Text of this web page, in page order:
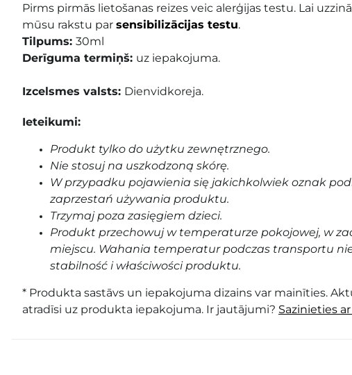
Pirms pirmās lietošanas reizes veic alerģijas testu. Lai
mūsu rakstu par sensibilizācijas testu.
Tilpums: 30ml
Derīguma termiņš: uz iepakojuma.
Izcelsmes valsts: Dienvidkoreja.
Ieteikumi:
Produkt tylko do użytku zewnętrznego.
Nie stosuj na uszkodzoną skórę.
W przypadku pojawienia się jakichkolwiek oznak
zaprzestań używania produktu.
Trzymaj poza zasięgiem dzieci.
Produkt przechowuj w temperaturze pokojowej, w
miejscu. Wahania temperatur podczas transportu
stabilność i właściwości produktu.
* Produkta sastāvs un iepakojuma dizains var mainīties.
atradīsi uz produkta iepakojuma. Ir jautājumi? Sazinieties